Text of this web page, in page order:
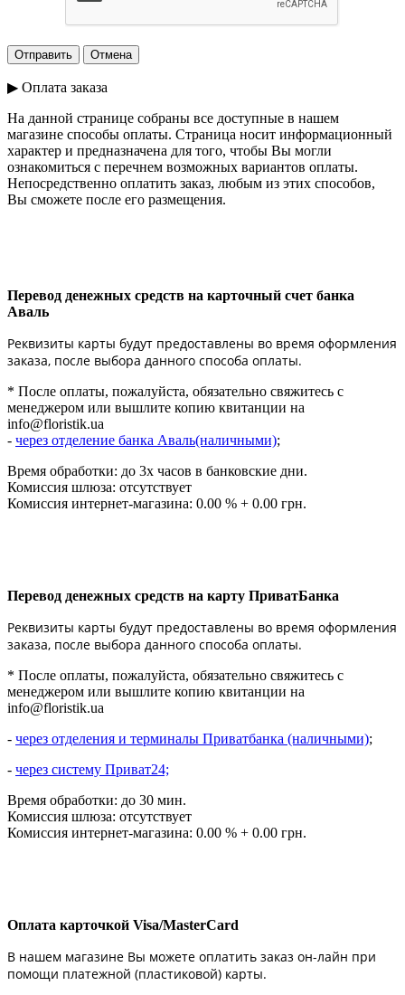
▶ Оплата заказа
На данной странице собраны все доступные в нашем
магазине способы оплаты. Страница носит информационный
характер и предназначена для того, чтобы Вы могли
ознакомиться с перечнем возможных вариантов оплаты.
Непосредственно оплатить заказ, любым из этих способов,
Вы сможете после его размещения.
Перевод денежных средств на карточный счет банка
Аваль
Реквизиты карты будут предоставлены во время оформления
заказа, после выбора данного способа оплаты.
* После оплаты, пожалуйста, обязательно свяжитесь с
менеджером или вышлите копию квитанции на
info@floristik.ua
- через отделение банка Аваль(наличными);
Время обработки: до 3х часов в банковские дни.
Комиссия шлюза: отсутствует
Комиссия интернет-магазина: 0.00 % + 0.00 грн.
Перевод денежных средств на карту ПриватБанка
Реквизиты карты будут предоставлены во время оформления
заказа, после выбора данного способа оплаты.
* После оплаты, пожалуйста, обязательно свяжитесь с
менеджером или вышлите копию квитанции на
info@floristik.ua
- через отделения и терминалы Приватбанка (наличными);
- через систему Приват24;
Время обработки: до 30 мин.
Комиссия шлюза: отсутствует
Комиссия интернет-магазина: 0.00 % + 0.00 грн.
Оплата карточкой Visa/MasterCard
В нашем магазине Вы можете оплатить заказ он-лайн при
помощи платежной (пластиковой) карты.